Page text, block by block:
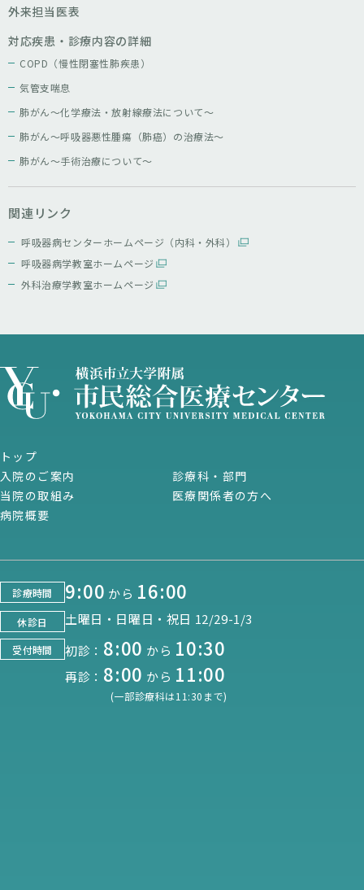
外来担当医表
対応疾患・診療内容の詳細
COPD（慢性閉塞性肺疾患）
気管支喘息
肺がん～化学療法・放射線療法について～
肺がん～呼吸器悪性腫瘍（肺癌）の治療法～
肺がん～手術治療について～
関連リンク
呼吸器病センターホームページ（内科・外科）
呼吸器病学教室ホームページ
外科治療学教室ホームページ
トップ
入院のご案内
診療科・部門
当院の取組み
医療関係者の方へ
病院概要
診療時間 9:00 から 16:00
休診日 土曜日・日曜日・祝日 12/29-1/3
受付時間 初診： 8:00 から 10:30
再診： 8:00 から 11:00
(一部診療科は11:30まで)